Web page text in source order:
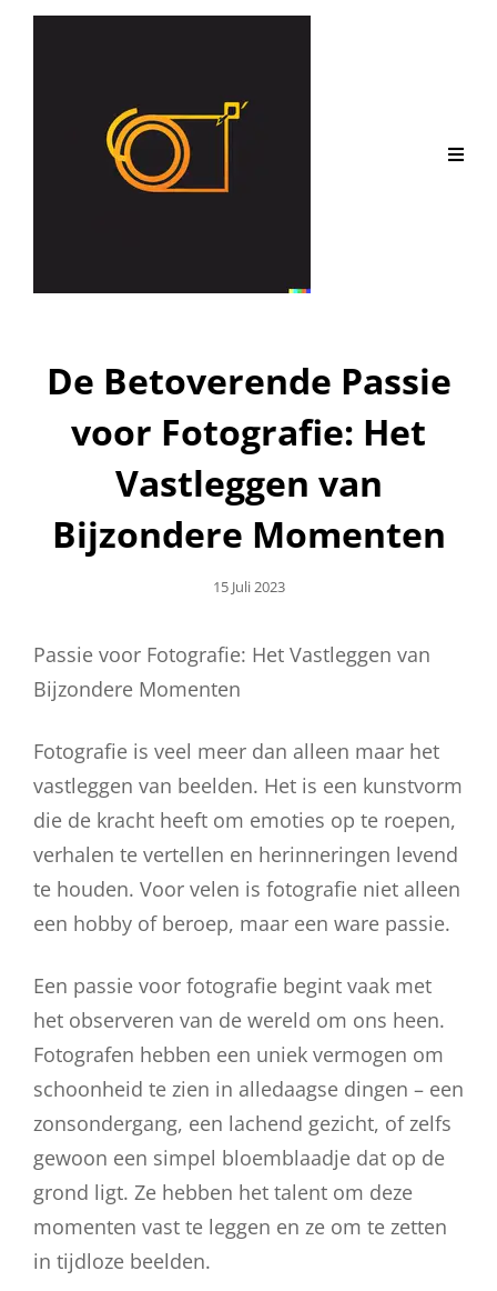
De Betoverende Passie
voor Fotografie: Het
Vastleggen van
Bijzondere Momenten
Geplaatst
15 Juli 2023
Passie voor Fotografie: Het Vastleggen van
Bijzondere Momenten
Fotografie is veel meer dan alleen maar het
vastleggen van beelden. Het is een kunstvorm
die de kracht heeft om emoties op te roepen,
verhalen te vertellen en herinneringen levend
te houden. Voor velen is fotografie niet alleen
een hobby of beroep, maar een ware passie.
Een passie voor fotografie begint vaak met
het observeren van de wereld om ons heen.
Fotografen hebben een uniek vermogen om
schoonheid te zien in alledaagse dingen – een
zonsondergang, een lachend gezicht, of zelfs
gewoon een simpel bloemblaadje dat op de
grond ligt. Ze hebben het talent om deze
momenten vast te leggen en ze om te zetten
in tijdloze beelden.